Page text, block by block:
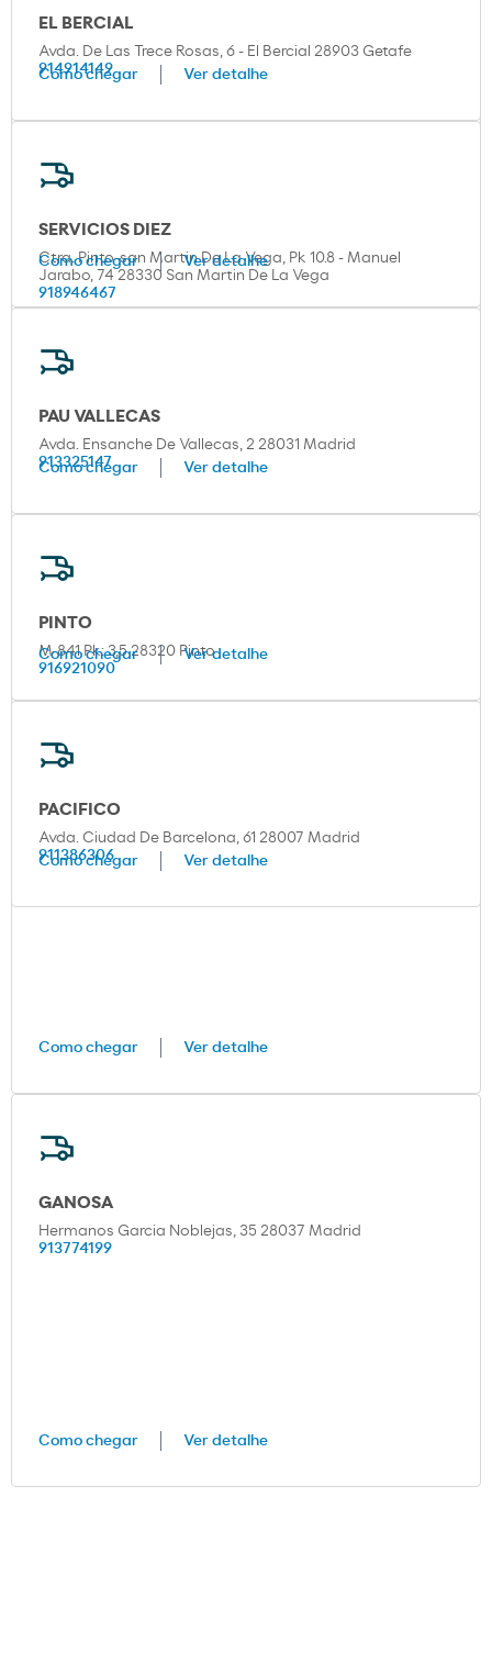
Como chegar Ver detalhe
SERVICIOS DIEZ
Ctra. Pinto-san Martin De La Vega, Pk 10.8 - Manuel
Jarabo, 74 28330 San Martin De La Vega
918946467
Como chegar Ver detalhe
PINTO
M-841 Pk: 3,5 28320 Pinto
916921090
Como chegar Ver detalhe
EL BERCIAL
Avda. De Las Trece Rosas, 6 - El Bercial 28903 Getafe
914914149
Como chegar Ver detalhe
PAU VALLECAS
Avda. Ensanche De Vallecas, 2 28031 Madrid
913325147
Como chegar Ver detalhe
PACIFICO
Avda. Ciudad De Barcelona, 61 28007 Madrid
911386306
Como chegar Ver detalhe
GANOSA
Hermanos Garcia Noblejas, 35 28037 Madrid
913774199
Como chegar Ver detalhe